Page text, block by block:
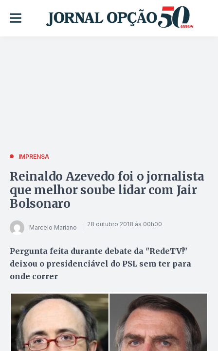
IMPRENSA
Reinaldo Azevedo foi o jornalista
que melhor soube lidar com Jair
Bolsonaro
Marcelo Mariano 28 outubro 2018 às 00h00
Pergunta feita durante debate da "RedeTV!"
deixou o presidenciável do PSL sem ter para
onde correr